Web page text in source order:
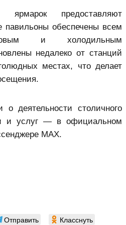
ярмарок предоставляют
павильоны обеспечены всем
и холодильным
недалеко от станций
местах, что делает
деятельности столичного
и услуг — в официальном
MAX.
Отправить Класснуть